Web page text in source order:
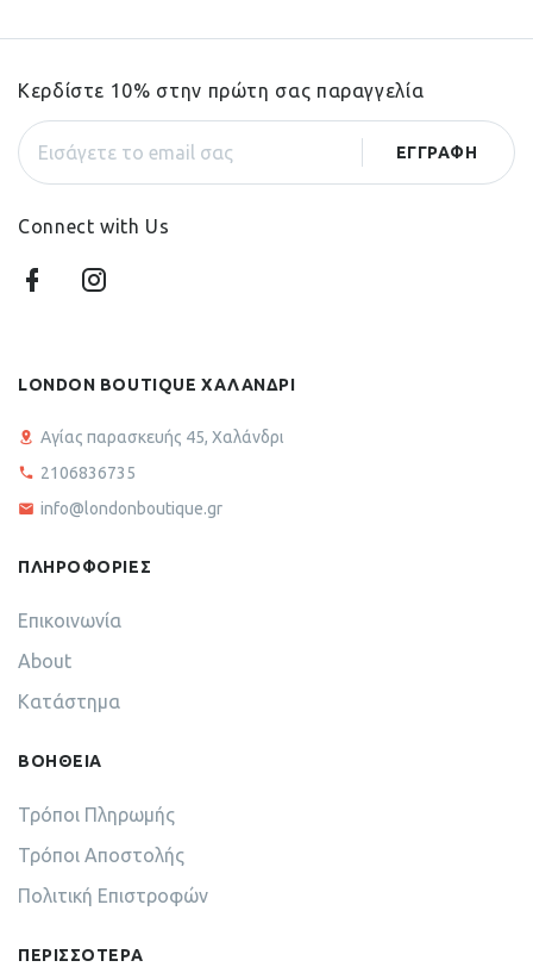
Κερδίστε 10% στην πρώτη σας παραγγελία
Connect with Us
LONDON BOUTIQUE ΧΑΛΑΝΔΡΙ
Αγίας παρασκευής 45, Χαλάνδρι
2106836735
info@londonboutique.gr
ΠΛΗΡΟΦΟΡΙΕΣ
Επικοινωνία
About
Κατάστημα
ΒΟΗΘΕΙΑ
Τρόποι Πληρωμής
Τρόποι Αποστολής
Πολιτική Επιστροφών
ΠΕΡΙΣΣΟΤΕΡΑ